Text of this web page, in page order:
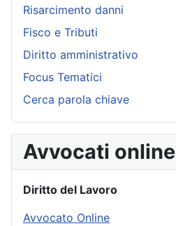
Risarcimento danni
Fisco e Tributi
Diritto amministrativo
Focus Tematici
Cerca parola chiave
Avvocati online
Diritto del Lavoro
Avvocato Online